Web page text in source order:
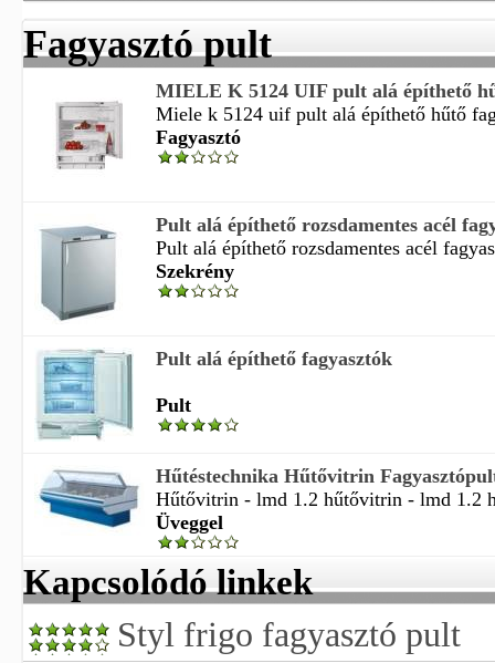
Fagyasztó pult
MIELE K 5124 UIF pult alá építhető
Miele k 5124 uif pult alá építhető hűtő
Fagyasztó
Pult alá építhető rozsdamentes acél
Pult alá építhető rozsdamentes acél
Szekrény
Pult alá építhető fagyasztók
Pult
Hűtéstechnika Hűtővitrin
Hűtővitrin - lmd 1.2 hűtővitrin - lmd 1.2
Üveggel
Kapcsolódó linkek
Styl frigo fagyasztó pult